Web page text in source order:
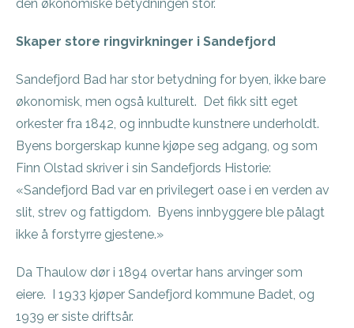
den økonomiske betydningen stor.
Skaper store ringvirkninger i Sandefjord
Sandefjord Bad har stor betydning for byen, ikke bare
økonomisk, men også kulturelt. Det fikk sitt eget
orkester fra 1842, og innbudte kunstnere underholdt.
Byens borgerskap kunne kjøpe seg adgang, og som
Finn Olstad skriver i sin Sandefjords Historie:
«Sandefjord Bad var en privilegert oase i en verden av
slit, strev og fattigdom. Byens innbyggere ble pålagt
ikke å forstyrre gjestene.»
Da Thaulow dør i 1894 overtar hans arvinger som
eiere. I 1933 kjøper Sandefjord kommune Badet, og
1939 er siste driftsår.